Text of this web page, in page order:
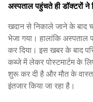
अस्पताल पहुंचते ही डॉक्टरों ने
खदान से निकाले जाने के बाद
भेजा गया। हालांकि अस्पताल
कर दिया। इस खबर के बाद
कब्जे में लेकर पोस्टमार्टम के
शुरू कर दी है और मौत के
इंतजार किया जा रहा है।